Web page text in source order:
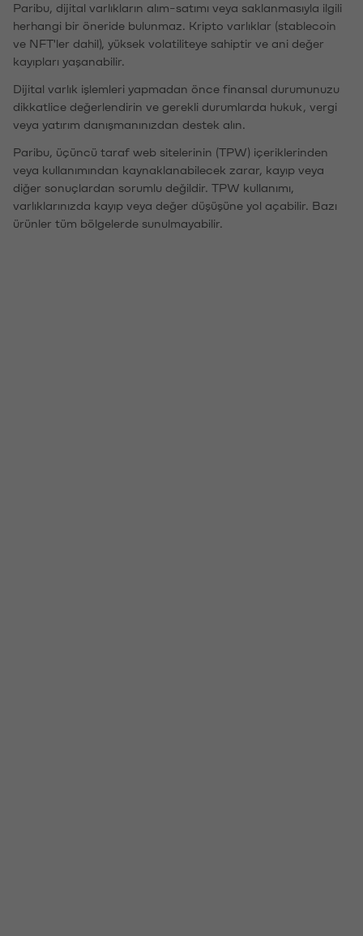
Paribu, dijital varlıkların alım-satımı veya saklanmasıyla ilgili
herhangi bir öneride bulunmaz. Kripto varlıklar (stablecoin
ve NFT'ler dahil), yüksek volatiliteye sahiptir ve ani değer
kayıpları yaşanabilir.
Dijital varlık işlemleri yapmadan önce finansal durumunuzu
dikkatlice değerlendirin ve gerekli durumlarda hukuk, vergi
veya yatırım danışmanınızdan destek alın.
Paribu, üçüncü taraf web sitelerinin (TPW) içeriklerinden
veya kullanımından kaynaklanabilecek zarar, kayıp veya
diğer sonuçlardan sorumlu değildir. TPW kullanımı,
varlıklarınızda kayıp veya değer düşüşüne yol açabilir. Bazı
ürünler tüm bölgelerde sunulmayabilir.